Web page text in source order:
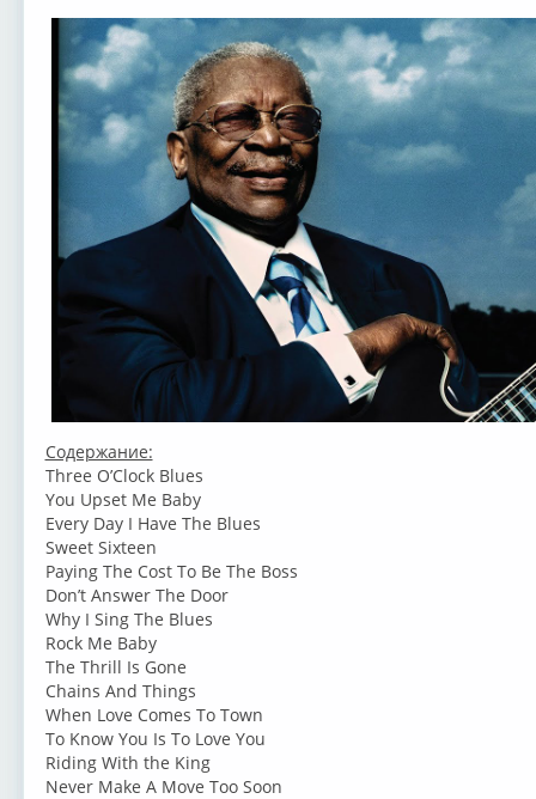
Содержание:
Three O’Clock Blues
You Upset Me Baby
Every Day I Have The Blues
Sweet Sixteen
Paying The Cost To Be The Boss
Don’t Answer The Door
Why I Sing The Blues
Rock Me Baby
The Thrill Is Gone
Chains And Things
When Love Comes To Town
To Know You Is To Love You
Riding With the King
Never Make A Move Too Soon